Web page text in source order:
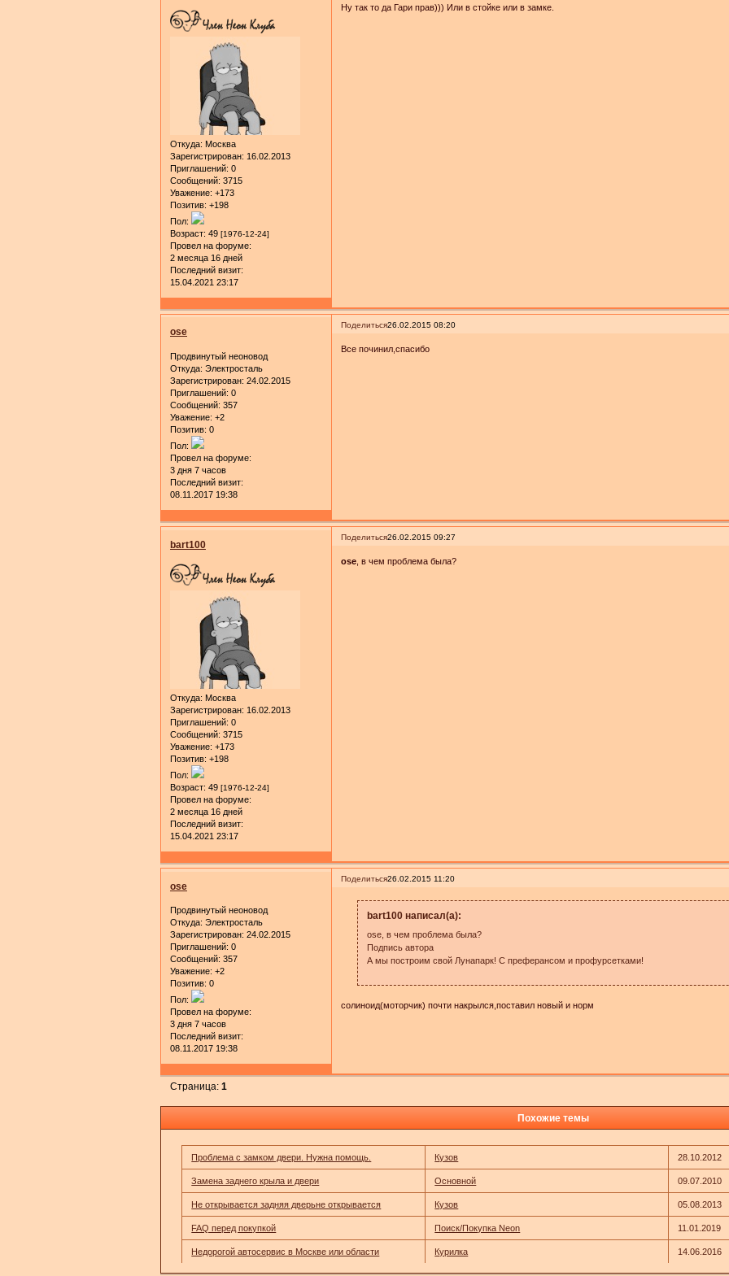
Откуда: Москва
Зарегистрирован: 16.02.2013
Приглашений: 0
Сообщений: 3715
Уважение: +173
Позитив: +198
Пол:
Возраст: 49 [1976-12-24]
Провел на форуме:
2 месяца 16 дней
Последний визит:
15.04.2021 23:17
Ну так то да Гари прав))) Или в стойке или в замке.
Поделиться26.02.2015 08:20
ose
Продвинутый неоновод
Откуда: Электросталь
Зарегистрирован: 24.02.2015
Приглашений: 0
Сообщений: 357
Уважение: +2
Позитив: 0
Пол:
Провел на форуме:
3 дня 7 часов
Последний визит:
08.11.2017 19:38
Все починил,спасибо
Поделиться26.02.2015 09:27
bart100
Откуда: Москва
Зарегистрирован: 16.02.2013
Приглашений: 0
Сообщений: 3715
Уважение: +173
Позитив: +198
Пол:
Возраст: 49 [1976-12-24]
Провел на форуме:
2 месяца 16 дней
Последний визит:
15.04.2021 23:17
ose , в чем проблема была?
Поделиться26.02.2015 11:20
ose
Продвинутый неоновод
Откуда: Электросталь
Зарегистрирован: 24.02.2015
Приглашений: 0
Сообщений: 357
Уважение: +2
Позитив: 0
Пол:
Провел на форуме:
3 дня 7 часов
Последний визит:
08.11.2017 19:38
bart100 написал(а):
ose, в чем проблема была?
Подпись автора
А мы построим свой Лунапарк! С преферансом и профурсетками!
солиноид(моторчик) почти накрылся,поставил новый и норм
Страница:1
Похожие темы
Проблема с замком двери. Нужна помощь. Кузов 28.10.2012
Замена заднего крыла и двери Основной 09.07.2010
Не открывается задняя дверьне открывается Кузов 05.08.2013
FAQ перед покупкой Поиск/Покупка Neon 11.01.2019
Недорогой автосервис в Москве или области Курилка 14.06.2016